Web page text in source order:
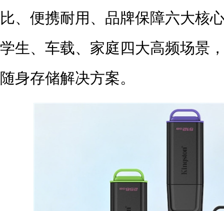
比、便携耐用、品牌保障六大核
学生、车载、家庭四大高频场景
随身存储解决方案。